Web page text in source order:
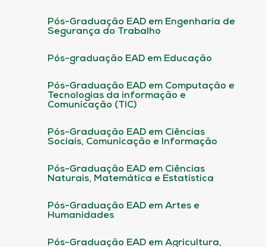
Pós-Graduação EAD em Engenharia de
Segurança do Trabalho
Pós-graduação EAD em Educação
Pós-Graduação EAD em Computação e
Tecnologias da informação e
Comunicação (TIC)
Pós-Graduação EAD em Ciências
Sociais, Comunicação e Informação
Pós-Graduação EAD em Ciências
Naturais, Matemática e Estatística
Pós-Graduação EAD em Artes e
Humanidades
Pós-Graduação EAD em Agricultura,